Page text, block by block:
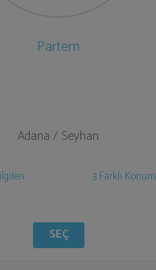
Partem
Adana / Seyhan
3 Farklı Konum
SEÇ